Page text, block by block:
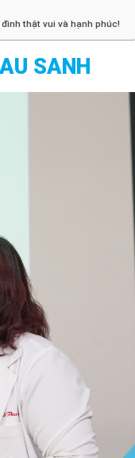
thật vui và hạnh phúc!
SANH